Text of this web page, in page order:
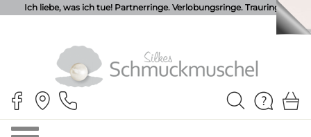
Ich liebe, was ich tue! Partnerringe. Verlobungsringe. Trauringe.